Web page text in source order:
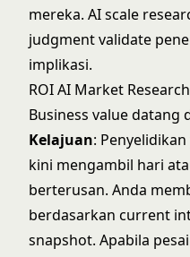
mereka. AI scale
judgment validate
implikasi.
ROI AI Market Research
Business value datang
Kelajuan:
kini mengambil hari
berterusan. Anda
berdasarkan current
snapshot. Apabila